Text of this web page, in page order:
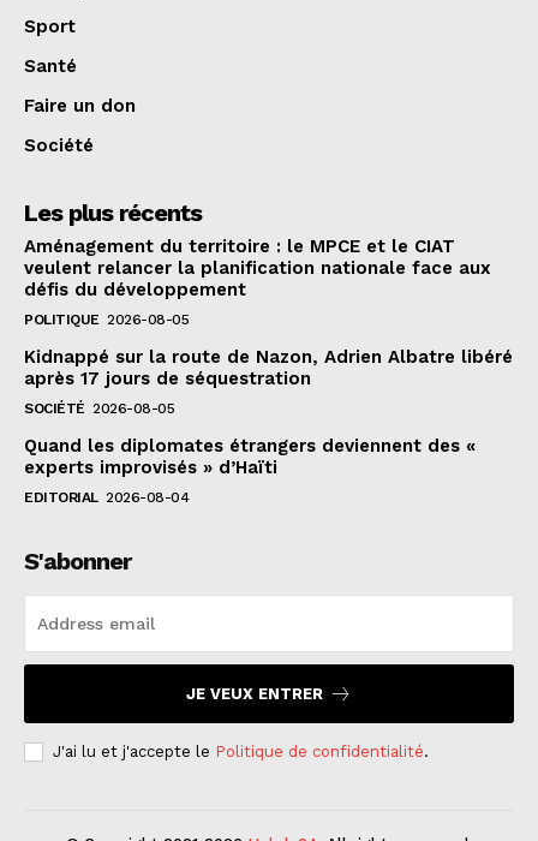
Sport
Santé
Faire un don
Société
Les plus récents
Aménagement du territoire : le MPCE et le CIAT
veulent relancer la planification nationale face aux
défis du développement
POLITIQUE 2026-08-05
Kidnappé sur la route de Nazon, Adrien Albatre libéré
après 17 jours de séquestration
SOCIÉTÉ 2026-08-05
Quand les diplomates étrangers deviennent des «
experts improvisés » d’Haïti
EDITORIAL 2026-08-04
S'abonner
JE VEUX ENTRER
J'ai lu et j'accepte le Politique de confidentialité.